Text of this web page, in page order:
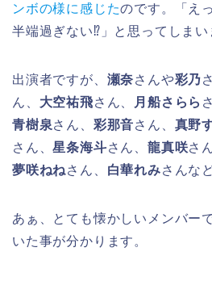
ンボの様に感じたのです。「え
半端過ぎない⁉」と思ってしまい
出演者ですが、 瀬奈さんや彩乃
ん、 大空祐飛さん、 月船さらら
青樹泉さん、 彩那音さん、 真野
さん、星条海斗さん、龍真咲さ
夢咲ねねさん、 白華れみさんな
あぁ、とても懐かしいメンバー
いた事が分かります。